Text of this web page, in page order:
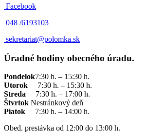
Facebook
048 /6193103
sekretariat@polomka.sk
Úradné hodiny obecného úradu.
Pondelok7:30 h. – 15:30 h.
Utorok 7:30 h. – 15:30 h.
Streda 7:30 h. – 17:00 h.
Štvrtok Nestránkový deň
Piatok
7:30 h. – 14:00 h.
Obed. prestávka od 12:00 do 13:00 h.